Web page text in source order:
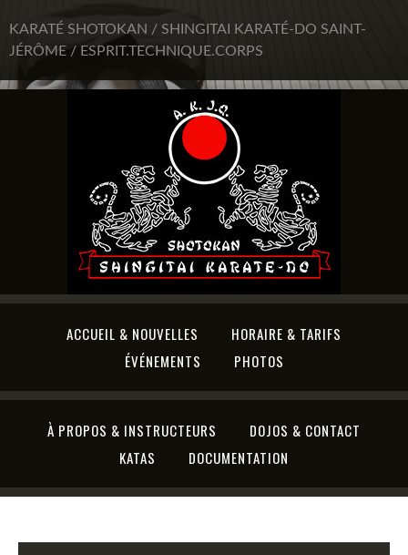
KARATÉ SHOTOKAN / SHINGITAI KARATÉ-DO SAINT-
JÉRÔME / ESPRIT.TECHNIQUE.CORPS
ACCUEIL & NOUVELLES
HORAIRE & TARIFS
ÉVÉNEMENTS
PHOTOS
À PROPOS & INSTRUCTEURS
DOJOS & CONTACT
KATAS
DOCUMENTATION